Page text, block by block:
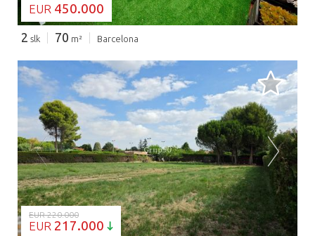
EUR 450.000
2 slk 70 m² Barcelona
BEZIG MET LADEN...
EUR 220.000
EUR 217.000